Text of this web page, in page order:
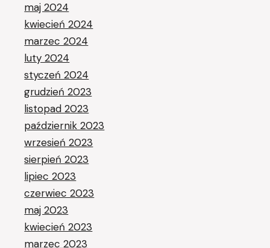
maj 2024
kwiecień 2024
marzec 2024
luty 2024
styczeń 2024
grudzień 2023
listopad 2023
październik 2023
wrzesień 2023
sierpień 2023
lipiec 2023
czerwiec 2023
maj 2023
kwiecień 2023
marzec 2023